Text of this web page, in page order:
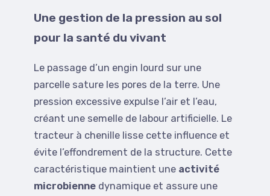
Une gestion de la pression au sol
pour la santé du vivant
Le passage d’un engin lourd sur une
parcelle sature les pores de la terre. Une
pression excessive expulse l’air et l’eau,
créant une semelle de labour artificielle. Le
tracteur à chenille lisse cette influence et
évite l’effondrement de la structure. Cette
caractéristique maintient une activité
microbienne dynamique et assure une